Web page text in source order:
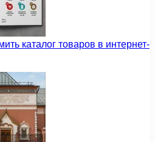
каталог товаров в интернет-